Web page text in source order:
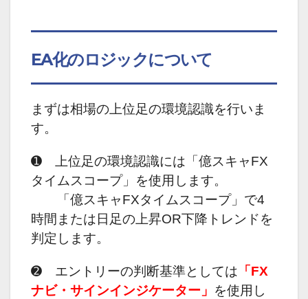
EA化のロジックについて
まずは相場の上位足の環境認識を行いま
す。
➊ 上位足の環境認識には「億スキャFX
タイムスコープ」を使用します。
「億スキャFXタイムスコープ」で4
時間または日足の上昇OR下降トレンドを
判定します。
➋ エントリーの判断基準としては 「FX
ナビ・サインインジケーター」 を使用し